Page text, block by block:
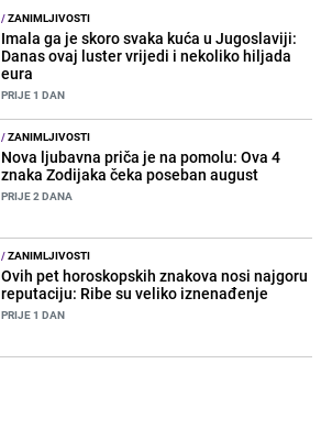
/ZANIMLJIVOSTI
Imala ga je skoro svaka kuća u Jugoslaviji:
Danas ovaj luster vrijedi i nekoliko hiljada
eura
PRIJE 1 DAN
/ZANIMLJIVOSTI
Nova ljubavna priča je na pomolu: Ova 4
znaka Zodijaka čeka poseban august
PRIJE 2 DANA
/ZANIMLJIVOSTI
Ovih pet horoskopskih znakova nosi najgoru
reputaciju: Ribe su veliko iznenađenje
PRIJE 1 DAN